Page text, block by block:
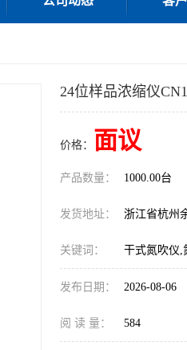
24位样品浓缩仪
价格： 面议
产品数量： 1000.00台
发货地址： 浙江省杭州
关键词： 干式氮吹仪,
发布日期： 2026-08-06
阅 读 量： 584